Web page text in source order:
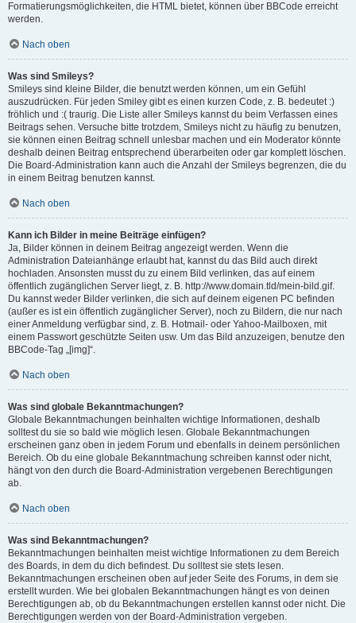
Formatierungsmöglichkeiten, die HTML bietet, können über BBCode erreicht
werden.
Nach oben
Was sind Smileys?
Smileys sind kleine Bilder, die benutzt werden können, um ein Gefühl
auszudrücken. Für jeden Smiley gibt es einen kurzen Code, z. B. bedeutet :)
fröhlich und :( traurig. Die Liste aller Smileys kannst du beim Verfassen eines
Beitrags sehen. Versuche bitte trotzdem, Smileys nicht zu häufig zu benutzen,
sie können einen Beitrag schnell unlesbar machen und ein Moderator könnte
deshalb deinen Beitrag entsprechend überarbeiten oder gar komplett löschen.
Die Board-Administration kann auch die Anzahl der Smileys begrenzen, die du
in einem Beitrag benutzen kannst.
Nach oben
Kann ich Bilder in meine Beiträge einfügen?
Ja, Bilder können in deinem Beitrag angezeigt werden. Wenn die
Administration Dateianhänge erlaubt hat, kannst du das Bild auch direkt
hochladen. Ansonsten musst du zu einem Bild verlinken, das auf einem
öffentlich zugänglichen Server liegt, z. B. http://www.domain.tld/mein-bild.gif.
Du kannst weder Bilder verlinken, die sich auf deinem eigenen PC befinden
(außer es ist ein öffentlich zugänglicher Server), noch zu Bildern, die nur nach
einer Anmeldung verfügbar sind, z. B. Hotmail- oder Yahoo-Mailboxen, mit
einem Passwort geschützte Seiten usw. Um das Bild anzuzeigen, benutze den
BBCode-Tag „[img]“.
Nach oben
Was sind globale Bekanntmachungen?
Globale Bekanntmachungen beinhalten wichtige Informationen, deshalb
solltest du sie so bald wie möglich lesen. Globale Bekanntmachungen
erscheinen ganz oben in jedem Forum und ebenfalls in deinem persönlichen
Bereich. Ob du eine globale Bekanntmachung schreiben kannst oder nicht,
hängt von den durch die Board-Administration vergebenen Berechtigungen
ab.
Nach oben
Was sind Bekanntmachungen?
Bekanntmachungen beinhalten meist wichtige Informationen zu dem Bereich
des Boards, in dem du dich befindest. Du solltest sie stets lesen.
Bekanntmachungen erscheinen oben auf jeder Seite des Forums, in dem sie
erstellt wurden. Wie bei globalen Bekanntmachungen hängt es von deinen
Berechtigungen ab, ob du Bekanntmachungen erstellen kannst oder nicht. Die
Berechtigungen werden von der Board-Administration vergeben.